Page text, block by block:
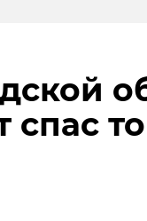
спас